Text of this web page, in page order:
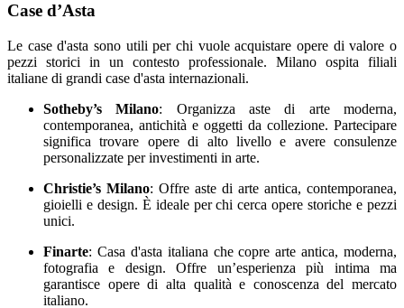
Case d’Asta
Le case d'asta sono utili per chi vuole acquistare opere di valore o
pezzi storici in un contesto professionale. Milano ospita filiali
italiane di grandi case d'asta internazionali.
Sotheby’s Milano: Organizza aste di arte moderna,
contemporanea, antichità e oggetti da collezione. Partecipare
significa trovare opere di alto livello e avere consulenze
personalizzate per investimenti in arte.
Christie’s Milano: Offre aste di arte antica, contemporanea,
gioielli e design. È ideale per chi cerca opere storiche e pezzi
unici.
Finarte: Casa d'asta italiana che copre arte antica, moderna,
fotografia e design. Offre un’esperienza più intima ma
garantisce opere di alta qualità e conoscenza del mercato
italiano.